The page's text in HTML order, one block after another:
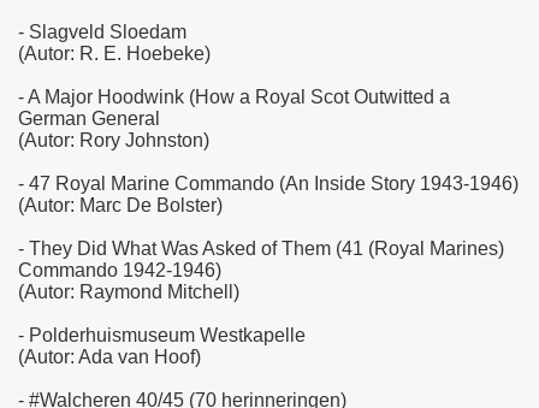
- Slagveld Sloedam
(Autor: R. E. Hoebeke)
- A Major Hoodwink (How a Royal Scot Outwitted a
German General
(Autor: Rory Johnston)
- 47 Royal Marine Commando (An Inside Story 1943-1946)
(Autor: Marc De Bolster)
- They Did What Was Asked of Them (41 (Royal Marines)
Commando 1942-1946)
(Autor: Raymond Mitchell)
- Polderhuismuseum Westkapelle
(Autor: Ada van Hoof)
- #Walcheren 40/45 (70 herinneringen)